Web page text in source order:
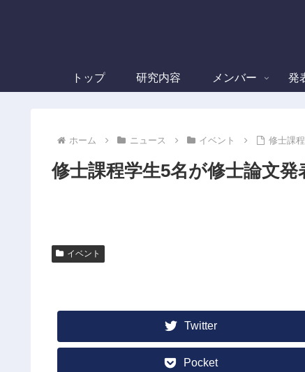
トップ 研究内容 メンバー 発
ホーム ニュース イベント 修士課
修士課程学生5名が修士論文発
イベント
Twitter
Pocket